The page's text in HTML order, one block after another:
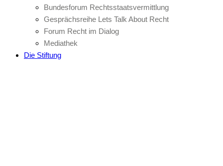
Bundesforum Rechtsstaatsvermittlung
Gesprächsreihe Lets Talk About Recht
Forum Recht im Dialog
Mediathek
Die Stiftung